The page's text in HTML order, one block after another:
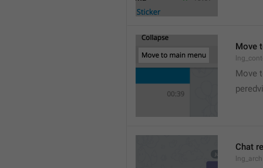
Move
Move
Chat